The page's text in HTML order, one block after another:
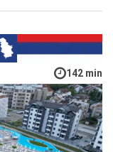
142 min